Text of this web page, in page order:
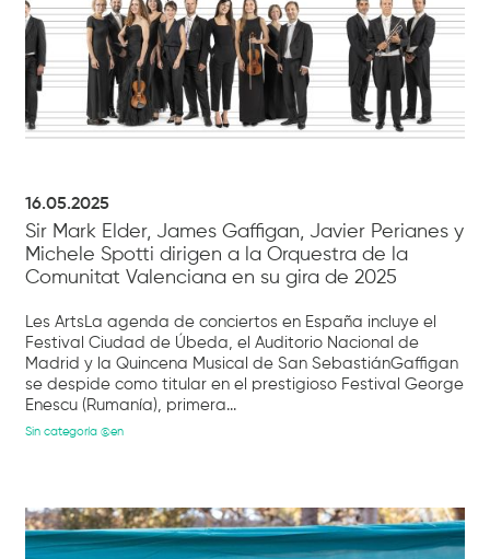
16.05.2025
Sir Mark Elder, James Gaffigan, Javier Perianes y
Michele Spotti dirigen a la Orquestra de la
Comunitat Valenciana en su gira de 2025
Les ArtsLa agenda de conciertos en España incluye el
Festival Ciudad de Úbeda, el Auditorio Nacional de
Madrid y la Quincena Musical de San SebastiánGaffigan
se despide como titular en el prestigioso Festival George
Enescu (Rumanía), primera...
Sin categoría @en